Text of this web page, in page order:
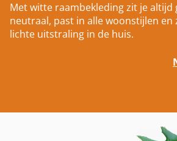
Met witte raambekleding zit je altijd
neutraal, past in alle woonstijlen en
lichte uitstraling in de huis.